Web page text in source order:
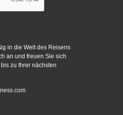
in die Welt des Reisens
an und freuen Sie sich
zu Ihrer nächsten